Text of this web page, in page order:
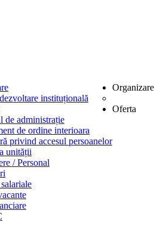
instituțională
Organizare
de administrație
de ordine interioara
privind accesul persoanelor
unității
/ Personal
Oferta